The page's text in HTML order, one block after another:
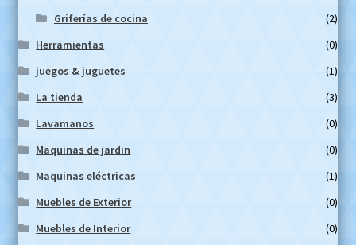
Griferías de cocina
(2)
Herramientas
(0)
juegos & juguetes
(1)
La tienda
(3)
Lavamanos
(0)
Maquinas de jardin
(0)
Maquinas eléctricas
(1)
Muebles de Exterior
(0)
Muebles de Interior
(0)